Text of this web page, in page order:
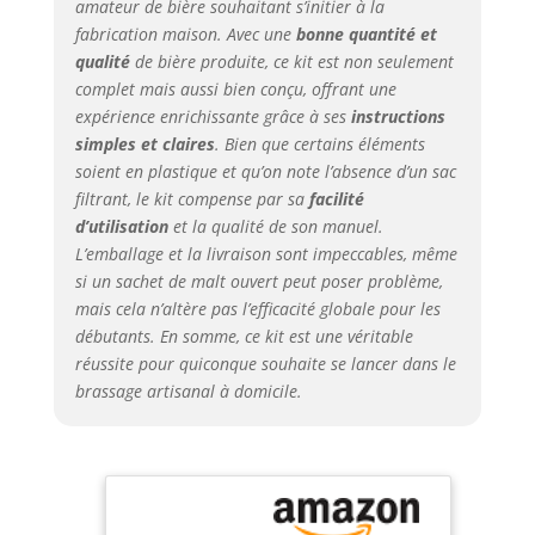
propre vraie bière
avec ce cadeau de
bière pour
hommes et
femmes. Les 8
étapes différentes
de votre bière
brassée sont
décrites avec
précision dans les
instructions
multilingues
fournies
(allemand,
néerlandais,
anglais, français).
dans nos vidéos
d'instructions
amateur de bière souhaitant s’initier à la
fabrication maison. Avec une bonne quantité et
qualitéde bière produite, ce kit est non seulement
complet mais aussi bien conçu, offrant une
expérience enrichissante grâce à ses instructions
simples et claires. Bien que certains éléments
soient en plastique et qu’on note l’absence d’un sac
filtrant, le kit compense par sa facilité
d’utilisationet la qualité de son manuel.
L’emballage et la livraison sont impeccables, même
si un sachet de malt ouvert peut poser problème,
mais cela n’altère pas l’efficacité globale pour les
débutants. En somme, ce kit est une véritable
réussite pour quiconque souhaite se lancer dans le
brassage artisanal à domicile.